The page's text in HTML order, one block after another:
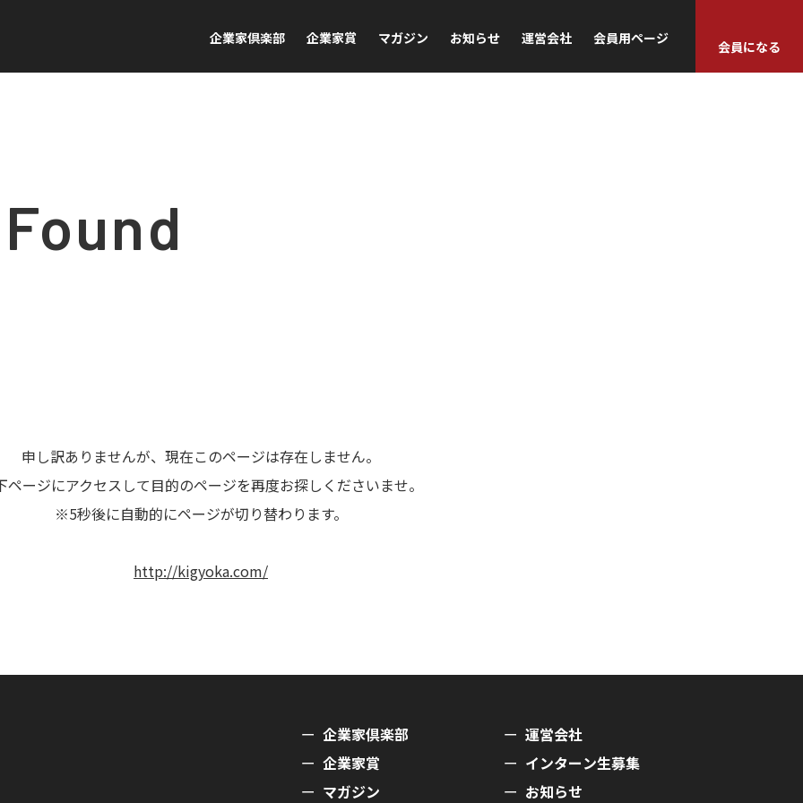
企業家倶楽部 企業家賞 マガジン お知らせ 運営会社 会員用ページ
会員になる
申し訳ありませんが、現在このページは存在しません。
ページにアクセスして目的のページを再度お探しくださいませ。
※5秒後に自動的にページが切り替わります。
http://kigyoka.com/
企業家倶楽部
企業家賞
マガジン
運営会社
インターン生募集
お知らせ